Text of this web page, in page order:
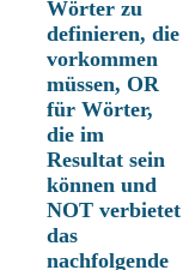
Wörter zu
definieren, die
vorkommen
müssen, OR
für Wörter,
die im
Resultat sein
können und
NOT verbietet
das
nachfolgende